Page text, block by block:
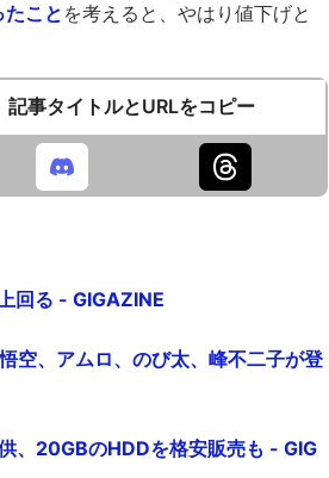
こと を考えると、やはり値下げと
記事タイトルとURLをコピー
回る - GIGAZINE
空、アムロ、のび太、峰不二子が登
、20GBのHDDを格安販売も - GIG